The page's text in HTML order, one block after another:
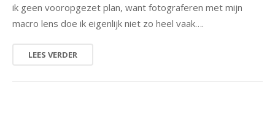
ik geen vooropgezet plan, want fotograferen met mijn
macro lens doe ik eigenlijk niet zo heel vaak….
LEES VERDER